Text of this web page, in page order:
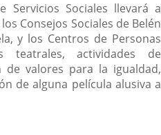
Servicios Sociales llevará a
Consejos Sociales de Belén
y los Centros de Personas
teatrales, actividades de
de valores para la igualdad,
de alguna película alusiva a